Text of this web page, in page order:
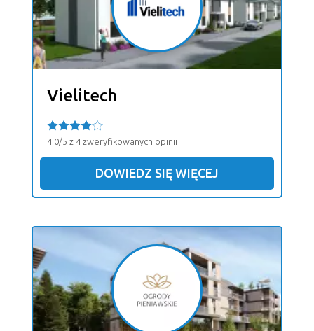
Vielitech
4.0/5 z 4 zweryfikowanych opinii
DOWIEDZ SIĘ WIĘCEJ